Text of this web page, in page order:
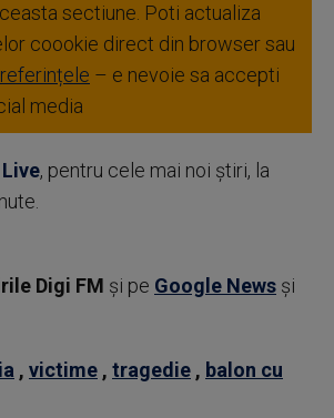
sectiune. Poti actualiza
coookie direct din browser sau
– e nevoie sa accepti
media
, pentru cele mai noi știri, la
Digi FM şi pe Google News şi
, victime , tragedie , balon cu